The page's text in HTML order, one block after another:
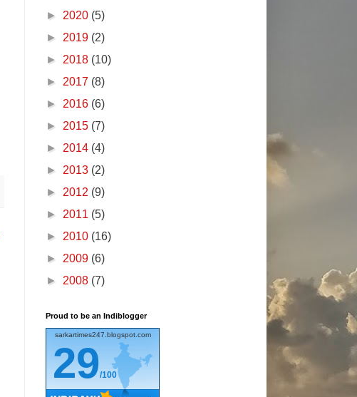
► 2020 (5)
► 2019 (2)
► 2018 (10)
► 2017 (8)
► 2016 (6)
► 2015 (7)
► 2014 (4)
► 2013 (2)
► 2012 (9)
► 2011 (5)
► 2010 (16)
► 2009 (6)
► 2008 (7)
Proud to be an Indiblogger
sarkartimes247.blogspot.com
29/100